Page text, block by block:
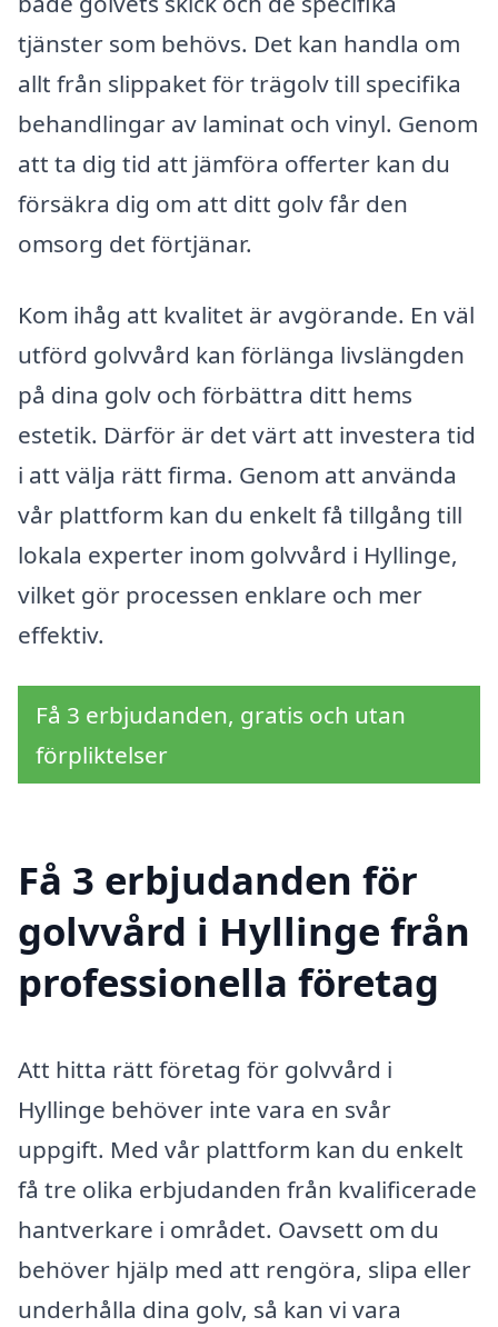
tjänster som behövs. Det kan handla om
allt från slippaket för trägolv till specifika
behandlingar av laminat och vinyl. Genom
att ta dig tid att jämföra offerter kan du
försäkra dig om att ditt golv får den
omsorg det förtjänar.
Kom ihåg att kvalitet är avgörande. En väl
utförd golvvård kan förlänga livslängden
på dina golv och förbättra ditt hems
estetik. Därför är det värt att investera tid
i att välja rätt firma. Genom att använda
vår plattform kan du enkelt få tillgång till
lokala experter inom golvvård i Hyllinge,
vilket gör processen enklare och mer
effektiv.
Få 3 erbjudanden, gratis och utan
förpliktelser
Få 3 erbjudanden för
golvvård i Hyllinge från
professionella företag
Att hitta rätt företag för golvvård i
Hyllinge behöver inte vara en svår
uppgift. Med vår plattform kan du enkelt
få tre olika erbjudanden från kvalificerade
hantverkare i området. Oavsett om du
behöver hjälp med att rengöra, slipa eller
underhålla dina golv, så kan vi vara